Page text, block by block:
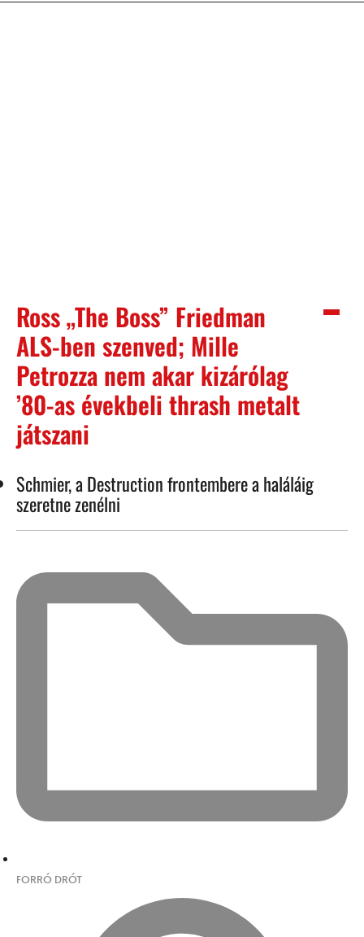
Ross „The Boss” Friedman
ALS-ben szenved; Mille
Petrozza nem akar kizárólag
’80-as évekbeli thrash metalt
játszani
Schmier, a Destruction frontembere a haláláig
szeretne zenélni
FORRÓ DRÓT